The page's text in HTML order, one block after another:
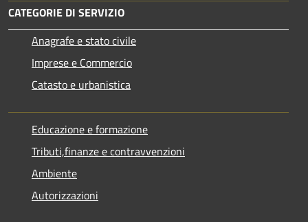
CATEGORIE DI SERVIZIO
Anagrafe e stato civile
Imprese e Commercio
Catasto e urbanistica
Educazione e formazione
Tributi,finanze e contravvenzioni
Ambiente
Autorizzazioni